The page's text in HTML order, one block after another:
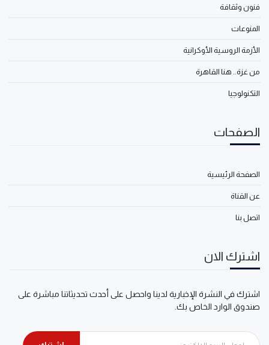
فنون وثقافة
المنوعات
الأزمة الروسية الأوكرانية
من غزة.. هنا القاهرة
التكنولوجيا
الصفحات
الصفحة الرئيسية
عن القناة
اتصل بنا
اشترك الان
اشترك في النشرة الإخبارية لدينا واحصل على أحدث تحديثاتنا مباشرة على
صندوق الوارد الخاص بك.